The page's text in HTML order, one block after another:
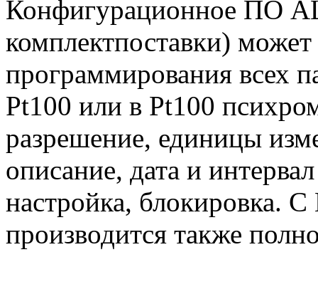
Конфигурационное ПО
комплектпоставки)
программирования всех
Pt100 или в Pt100
разрешение, единицы
описание, дата и
настройка, блокировка.
производится также